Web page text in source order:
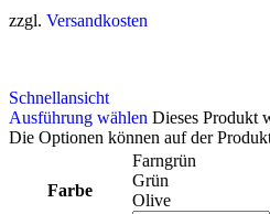
zzgl. Versandkosten
Schnellansicht
Ausführung wählen Dieses Produkt
Die Optionen können auf der
Farbe
Farngrün
Grün
Olive